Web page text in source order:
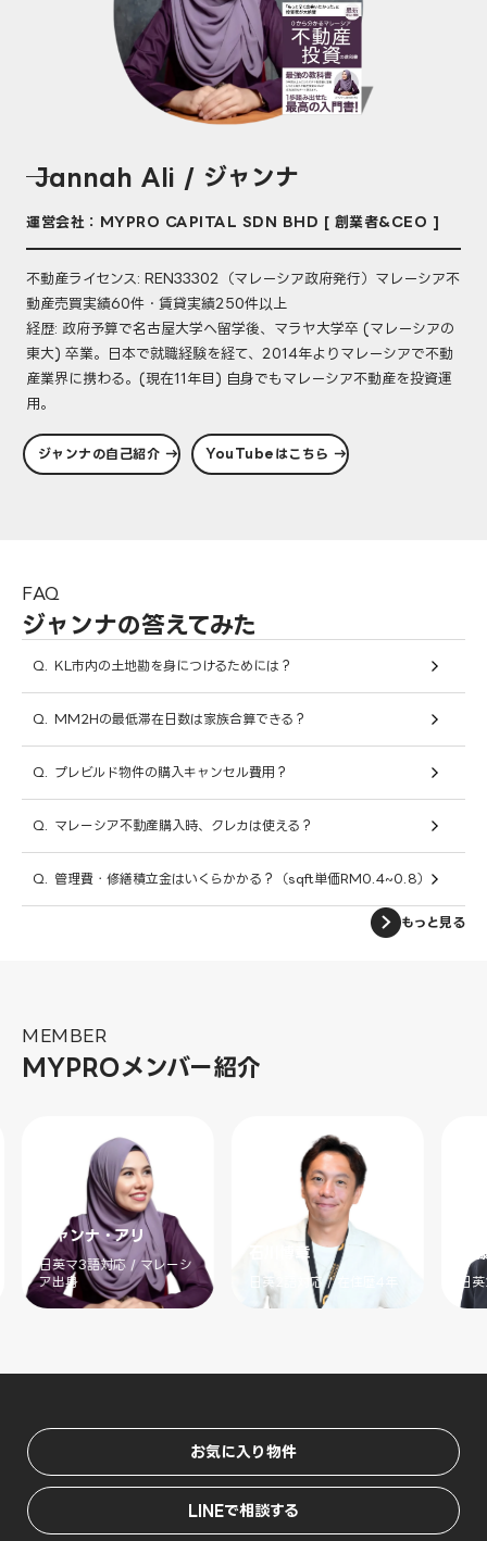
── Jannah Ali / ジャンナ
運営会社：MYPRO CAPITAL SDN BHD [ 創業者&CEO ]
不動産ライセンス: REN33302（マレーシア政府発行）マレーシア不
動産売買実績60件・賃貸実績250件以上
経歴: 政府予算で名古屋大学へ留学後、マラヤ大学卒 (マレーシアの
東大) 卒業。日本で就職経験を経て、2014年よりマレーシアで不動
産業界に携わる。(現在11年目) 自身でもマレーシア不動産を投資運
用。
ジャンナの自己紹介 → YouTubeはこちら →
FAQ
ジャンナの答えてみた
Q. KL市内の土地勘を身につけるためには？
Q. MM2Hの最低滞在日数は家族合算できる？
Q. プレビルド物件の購入キャンセル費用？
Q. マレーシア不動産購入時、クレカは使える？
Q. 管理費・修繕積立金はいくらかかる？（sqft単価RM0.4~0.8）
もっと見る
MEMBER
MYPROメンバー紹介
ジャンナ・アリ
日英マ3語対応 / マレーシ
ア出身
石川博章
日英2語対応 / 在住歴4年
斉
日
お気に入り物件
LINEで相談する